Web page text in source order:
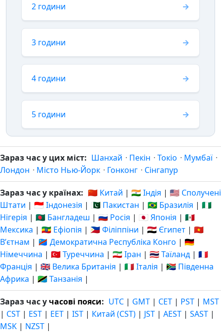
2 години
3 години
4 години
5 години
Зараз час у цих міст: Шанхай · Пекін · Токіо · Мумбаї ·
Лондон · Місто Нью-Йорк · Гонконг · Сінгапур
Зараз час у країнах: 🇨🇳 Китай | 🇮🇳 Індія | 🇺🇸 Сполучені
Штати | 🇮🇩 Індонезія | 🇵🇰 Пакистан | 🇧🇷 Бразилія | 🇳🇬
Нігерія | 🇧🇩 Бангладеш | 🇷🇺 Росія | 🇯🇵 Японія | 🇲🇽
Мексика | 🇪🇹 Ефіопія | 🇵🇭 Філіппіни | 🇪🇬 Єгипет | 🇻🇳
Вʼєтнам | 🇨🇩 Демократична Республіка Конго | 🇩🇪
Німеччина | 🇹🇷 Туреччина | 🇮🇷 Іран | 🇹🇭 Таїланд | 🇫🇷
Франція | 🇬🇧 Велика Британія | 🇮🇹 Італія | 🇿🇦 Південна
Африка | 🇹🇿 Танзанія |
Зараз час у часові пояси: UTC | GMT | CET | PST | MST
| CST | EST | EET | IST | Китай (CST) | JST | AEST | SAST |
MSK | NZST |